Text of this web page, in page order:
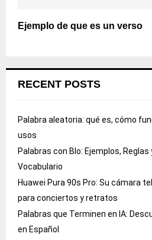
Ejemplo de que es un verso
RECENT POSTS
Palabra aleatoria: qué es, cómo
usos
Palabras con Blo: Ejemplos,
Vocabulario
Huawei Pura 90s Pro: Su cámara
para conciertos y retratos
Palabras que Terminen en IA:
en Español